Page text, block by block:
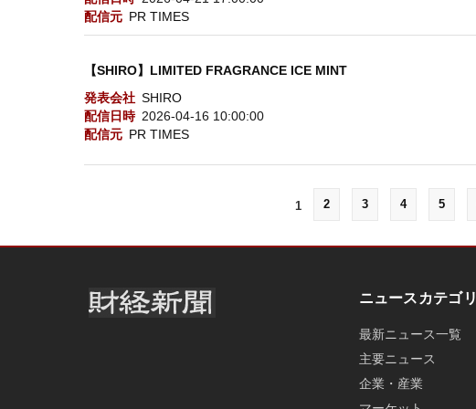
配信元 PR TIMES
【SHIRO】LIMITED FRAGRANCE ICE MINT
発表会社 SHIRO
配信日時 2026-04-16 10:00:00
配信元 PR TIMES
1 2 3 4 5
ニュースカテゴリ
最新ニュース一覧
主要ニュース
企業・産業